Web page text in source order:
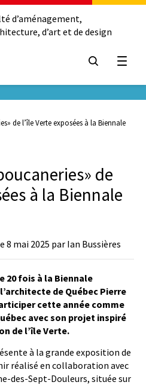
d’aménagement,
d’art et de design
de l’île Verte exposées à la Biennale
de
à la Biennale
8 mai 2025 par Ian Bussières
20 fois à la Biennale
de Québec Pierre
cette année comme
avec son projet inspiré
de l’île Verte.
à la grande exposition de
réalisé en collaboration avec
des-Sept-Douleurs, située sur